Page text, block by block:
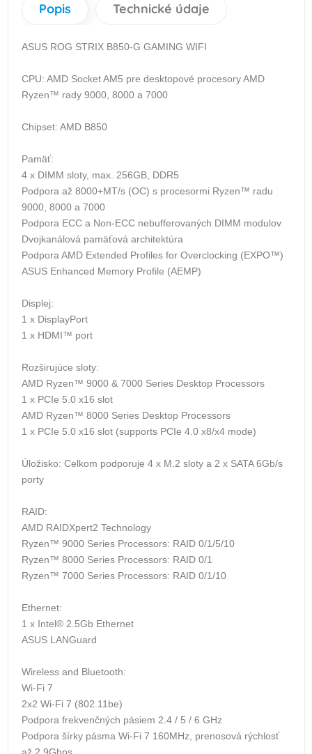
Popis Technické údaje
ASUS ROG STRIX B850-G GAMING WIFI
CPU: AMD Socket AM5 pre desktopové procesory AMD
Ryzen™ rady 9000, 8000 a 7000
Chipset: AMD B850
Pamäť:
4 x DIMM sloty, max. 256GB, DDR5
Podpora až 8000+MT/s (OC) s procesormi Ryzen™ radu
9000, 8000 a 7000
Podpora ECC a Non-ECC nebufferovaných DIMM modulov
Dvojkanálová pamäťová architektúra
Podpora AMD Extended Profiles for Overclocking (EXPO™)
ASUS Enhanced Memory Profile (AEMP)
Displej:
1 x DisplayPort
1 x HDMI™ port
Rozširujúce sloty:
AMD Ryzen™ 9000 & 7000 Series Desktop Processors
1 x PCIe 5.0 x16 slot
AMD Ryzen™ 8000 Series Desktop Processors
1 x PCIe 5.0 x16 slot (supports PCIe 4.0 x8/x4 mode)
Úložisko: Celkom podporuje 4 x M.2 sloty a 2 x SATA 6Gb/s
porty
RAID:
AMD RAIDXpert2 Technology
Ryzen™ 9000 Series Processors: RAID 0/1/5/10
Ryzen™ 8000 Series Processors: RAID 0/1
Ryzen™ 7000 Series Processors: RAID 0/1/10
Ethernet:
1 x Intel® 2.5Gb Ethernet
ASUS LANGuard
Wireless and Bluetooth:
Wi-Fi 7
2x2 Wi-Fi 7 (802.11be)
Podpora frekvenčných pásiem 2.4 / 5 / 6 GHz
Podpora šírky pásma Wi-Fi 7 160MHz, prenosová rýchlosť